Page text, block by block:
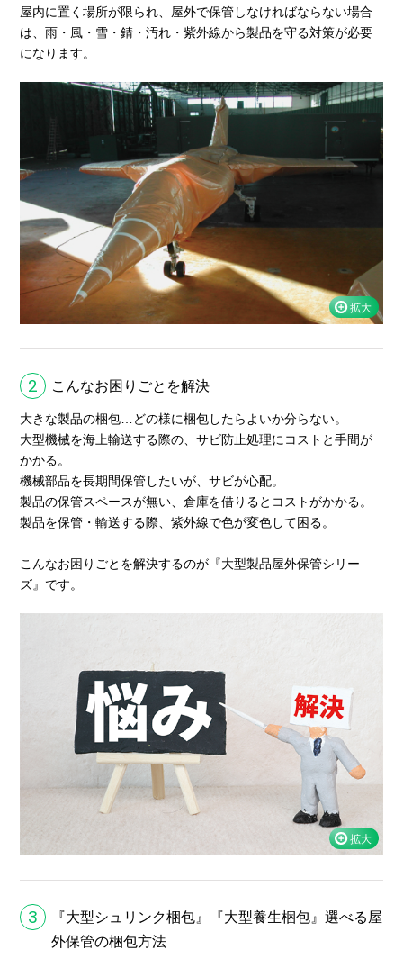
屋内に置く場所が限られ、屋外で保管しなければならない場合
は、雨・風・雪・錆・汚れ・紫外線から製品を守る対策が必要
になります。
2 こんなお困りごとを解決
大きな製品の梱包…どの様に梱包したらよいか分らない。
大型機械を海上輸送する際の、サビ防止処理にコストと手間が
かかる。
機械部品を長期間保管したいが、サビが心配。
製品の保管スペースが無い、倉庫を借りるとコストがかかる。
製品を保管・輸送する際、紫外線で色が変色して困る。
こんなお困りごとを解決するのが『大型製品屋外保管シリー
ズ』です。
3
『大型シュリンク梱包』『大型養生梱包』選べる屋
外保管の梱包方法